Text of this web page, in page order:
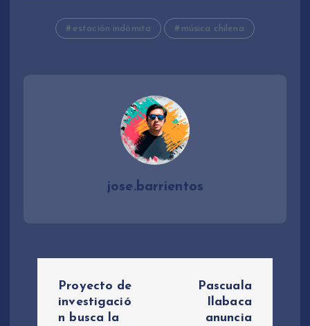
estación indómita música chilena
jose.barrientos
Proyecto de
investigació
n busca la
Pascuala
Ilabaca
anuncia